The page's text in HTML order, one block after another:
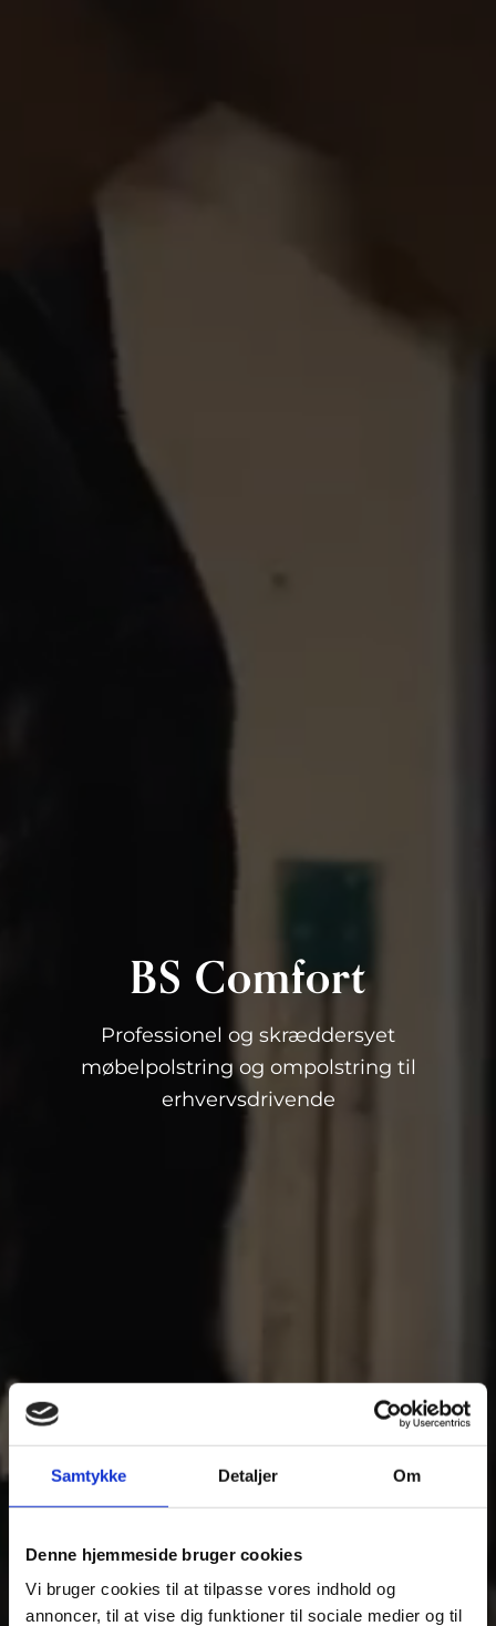
Samtykke Detaljer Om
Denne hjemmeside bruger cookies
Vi bruger cookies til at tilpasse vores indhold og
annoncer, til at vise dig funktioner til sociale medier og til
BS Comfort
Professionel og skræddersyet
møbelpolstring og ompolstring til
erhvervsdrivende